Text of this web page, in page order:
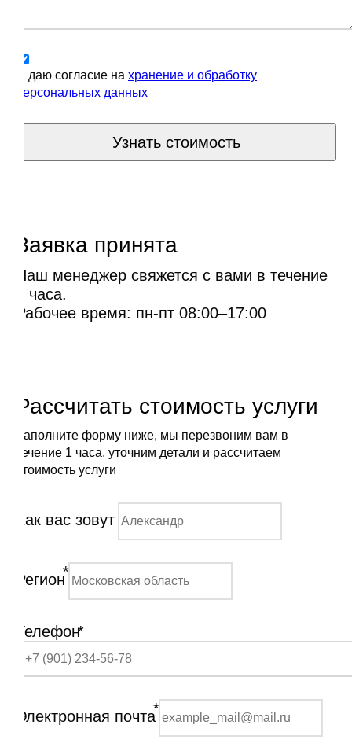
Я даю согласие на хранение и обработку
персональных данных
Узнать стоимость
Заявка принята
Наш менеджер свяжется с вами в течение
1 часа.
Рабочее время: пн-пт 08:00–17:00
Рассчитать стоимость услуги
Заполните форму ниже, мы перезвоним вам в
течение 1 часа, уточним детали и рассчитаем
стоимость услуги
Как вас зовут
Регион*
Телефон*
Электронная почта*